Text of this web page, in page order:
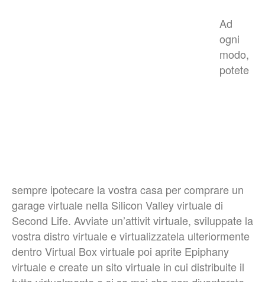
Ad
ogni
modo,
potete
sempre ipotecare la vostra casa per comprare un
garage virtuale nella Silicon Valley virtuale di
Second Life. Avviate un’attivit virtuale, sviluppate la
vostra distro virtuale e virtualizzatela ulteriormente
dentro Virtual Box virtuale poi aprite Epiphany
virtuale e create un sito virtuale in cui distribuite il